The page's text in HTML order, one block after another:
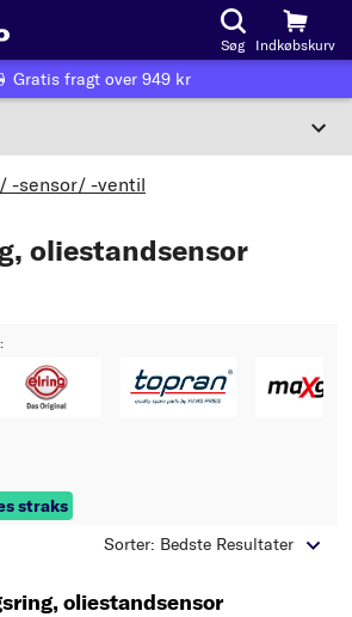
Søg Indkøbskurv
Gratis fragt over 949 kr
-sensor/ -ventil
oliestandsensor
straks
Sorter: Bedste Resultater
oliestandsensor